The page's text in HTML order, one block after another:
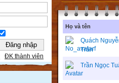
ĐK thành viên
Họ và tên
Quách
Trân
Trần Ngọc